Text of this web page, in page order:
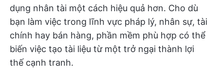
dụng nhân tài một cách hiệu quả hơn. Cho dù
bạn làm việc trong lĩnh vực pháp lý, nhân sự, tài
chính hay bán hàng, phần mềm phù hợp có thể
biến việc tạo tài liệu từ một trở ngại thành lợi
thế cạnh tranh.